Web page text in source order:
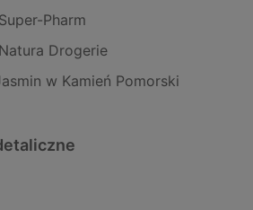
Pharm
Drogerie
w Kamień Pomorski